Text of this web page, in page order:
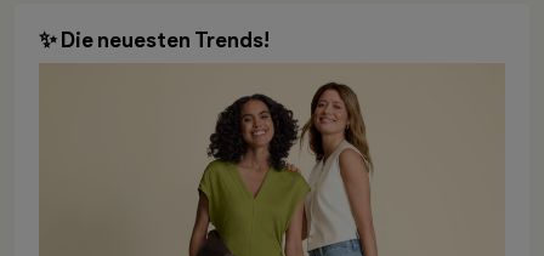
✨ Die neuesten Trends!